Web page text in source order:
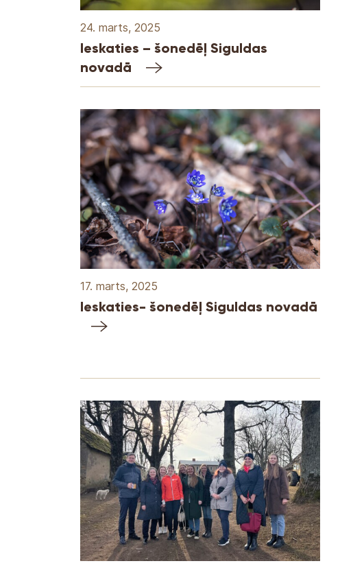
24. marts, 2025
Ieskaties – šonedēļ Siguldas
novadā
17. marts, 2025
Ieskaties- šonedēļ Siguldas novadā